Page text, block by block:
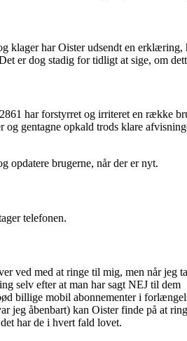
klager har Oister udsendt en
er dog stadig for tidligt at sige, om
har forstyrret og irriteret en række
og gentagne opkald trods klare
opdatere brugerne, når der er nyt.
telefonen.
ved med at ringe til mig, men når jeg
selv efter at man har sagt NEJ til dem
billige mobil abonnementer i
jeg åbenbart) kan Oister finde på at
har de i hvert fald lovet.